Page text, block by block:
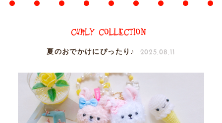
夏のおでかけにぴったり♪ 2025.08.11